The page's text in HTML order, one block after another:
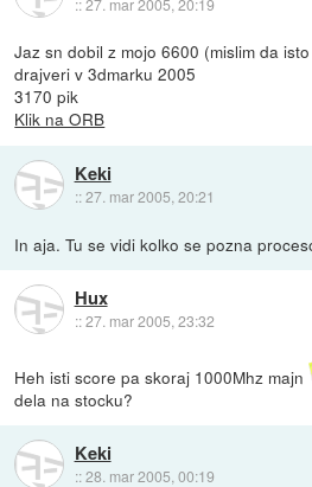
Jaz sn dobil z mojo 6600 (mislim da
drajveri v 3dmarku 2005
3170 pik
Klik na ORB
Keki
::27. mar 2005, 20:21
In aja. Tu se vidi kolko se pozna
Hux
::27. mar 2005, 23:32
Heh isti score pa skoraj 1000Mhz majn
dela na stocku?
Keki
::28. mar 2005, 00:19